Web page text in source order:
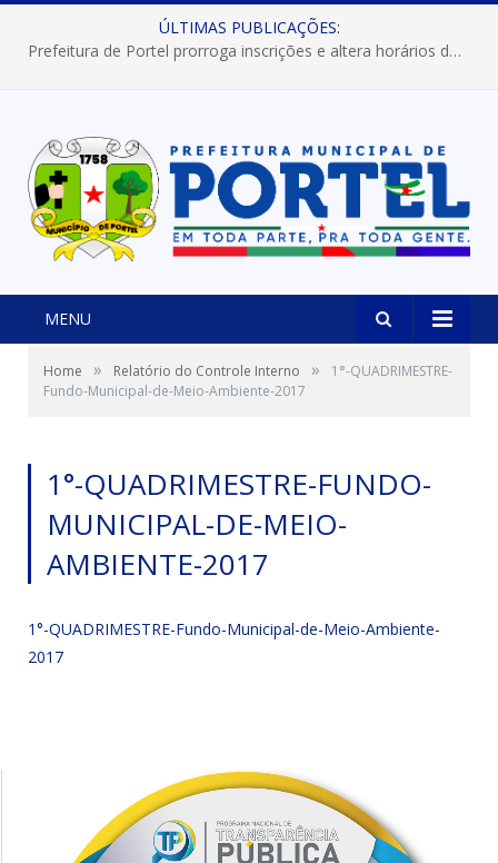
ÚLTIMAS PUBLICAÇÕES:
Prefeitura de Portel prorroga inscrições e altera horários dos concursos “Musa” e “Miss Mix Verão 2026”
MENU
Home » Relatório do Controle Interno »
1°-QUADRIMESTRE-
Fundo-Municipal-de-Meio-Ambiente-2017
1°-QUADRIMESTRE-FUNDO-
MUNICIPAL-DE-MEIO-
AMBIENTE-2017
1°-QUADRIMESTRE-Fundo-Municipal-de-Meio-Ambiente-
2017